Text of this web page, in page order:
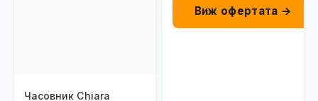
Часовник Chiara
Виж офертата →